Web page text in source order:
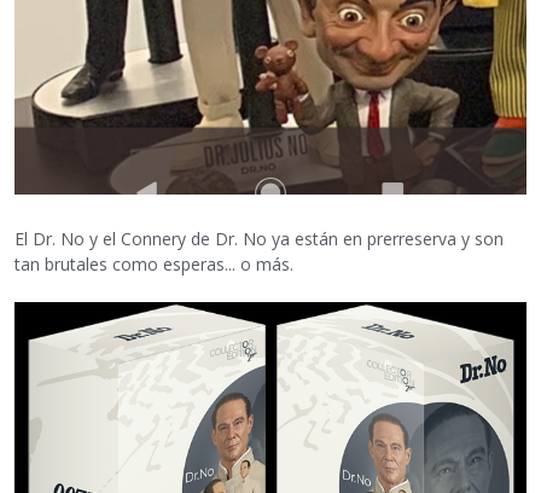
El Dr. No y el Connery de Dr. No ya están en prerreserva y son
tan brutales como esperas... o más.